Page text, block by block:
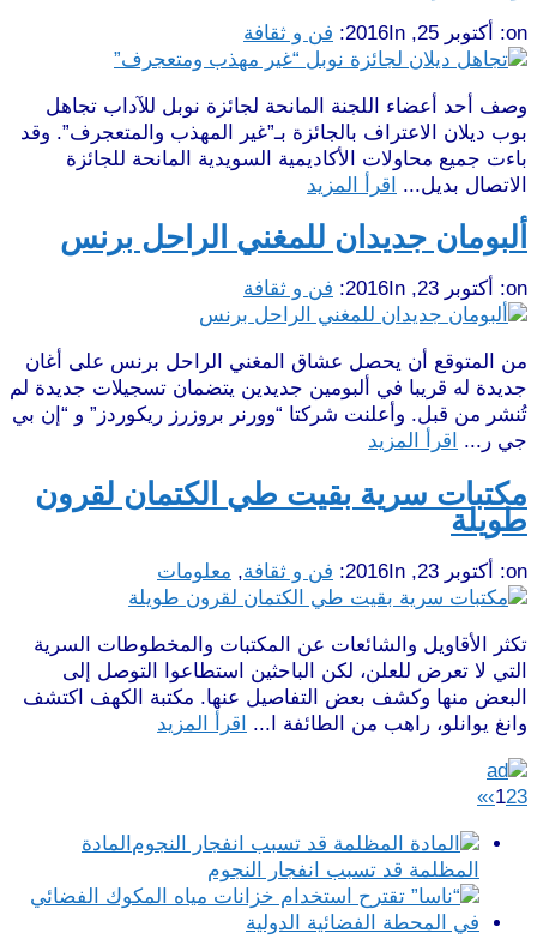
on: أكتوبر 25, 2016 In: فن و ثقافة
وصف أحد أعضاء اللجنة المانحة لجائزة نوبل للآداب تجاهل
بوب ديلان الاعتراف بالجائزة بـ”غير المهذب والمتعجرف”. وقد
باءت جميع محاولات الأكاديمية السويدية المانحة للجائزة
الاتصال بديل...
اقرأ المزيد
ألبومان جديدان للمغني الراحل برنس
on: أكتوبر 23, 2016 In: فن و ثقافة
من المتوقع أن يحصل عشاق المغني الراحل برنس على أغان
جديدة له قريبا في ألبومين جديدين يتضمان تسجيلات جديدة لم
تُنشر من قبل. وأعلنت شركتا “وورنر بروزرز ريكوردز” و “إن بي
جي ر...
اقرأ المزيد
مكتبات سرية بقيت طي الكتمان لقرون
طويلة
on: أكتوبر 23, 2016 In: فن و ثقافة, معلومات
تكثر الأقاويل والشائعات عن المكتبات والمخطوطات السرية
التي لا تعرض للعلن، لكن الباحثين استطاعوا التوصل إلى
البعض منها وكشف بعض التفاصيل عنها. مكتبة الكهف اكتشف
وانغ يوانلو، راهب من الطائفة ا...
اقرأ المزيد
123
›
»
المادة
المظلمة قد تسبب انفجار النجوم